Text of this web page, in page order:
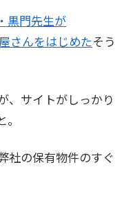
黒門先生が
さんをはじめたそう
、サイトがしっかり
社の保有物件のすぐ